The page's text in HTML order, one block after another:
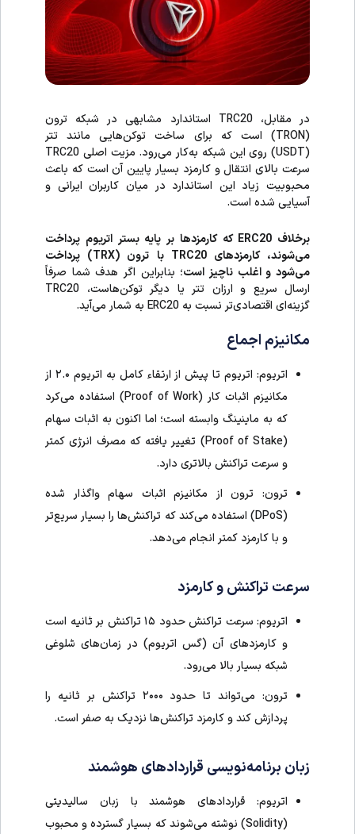
در مقابل، TRC20 استاندارد مشابهی در شبکه ترون
(TRON) است که برای ساخت توکن‌هایی مانند تتر
(USDT) روی این شبکه به‌کار می‌رود. مزیت اصلی TRC20
سرعت بالای انتقال و کارمزد بسیار پایین آن است که باعث
محبوبیت زیاد این استاندارد در میان کاربران ایرانی و
آسیایی شده است.
برخلاف ERC20 که کارمزدها بر پایه بستر اتریوم پرداخت
می‌شوند، کارمزدهای TRC20 با ترون (TRX) پرداخت
می‌شود و اغلب ناچیز است؛ بنابراین اگر هدف شما صرفاً
ارسال سریع و ارزان تتر یا دیگر توکن‌هاست، TRC20
گزینه‌ای اقتصادی‌تر نسبت به ERC20 به شمار می‌آید.
مکانیزم اجماع
اتریوم: اتریوم تا پیش از ارتقاء کامل به اتریوم ۲.۰ از
مکانیزم اثبات کار (Proof of Work) استفاده می‌کرد
که به ماینینگ وابسته است؛ اما اکنون به اثبات سهام
(Proof of Stake) تغییر یافته که مصرف انرژی کمتر
و سرعت تراکنش بالاتری دارد.
ترون: ترون از مکانیزم اثبات سهام واگذار شده
(DPoS) استفاده می‌کند که تراکنش‌ها را بسیار سریع‌تر
و با کارمزد کمتر انجام می‌دهد.
سرعت تراکنش و کارمزد
اتریوم: سرعت تراکنش حدود ۱۵ تراکنش بر ثانیه است
و کارمزدهای آن (گس اتریوم) در زمان‌های شلوغی
شبکه بسیار بالا می‌رود.
ترون: می‌تواند تا حدود ۲۰۰۰ تراکنش بر ثانیه را
پردازش کند و کارمزد تراکنش‌ها نزدیک به صفر است.
زبان برنامه‌نویسی قراردادهای هوشمند
اتریوم: قراردادهای هوشمند با زبان سالیدیتی
(Solidity) نوشته می‌شوند که بسیار گسترده و محبوب